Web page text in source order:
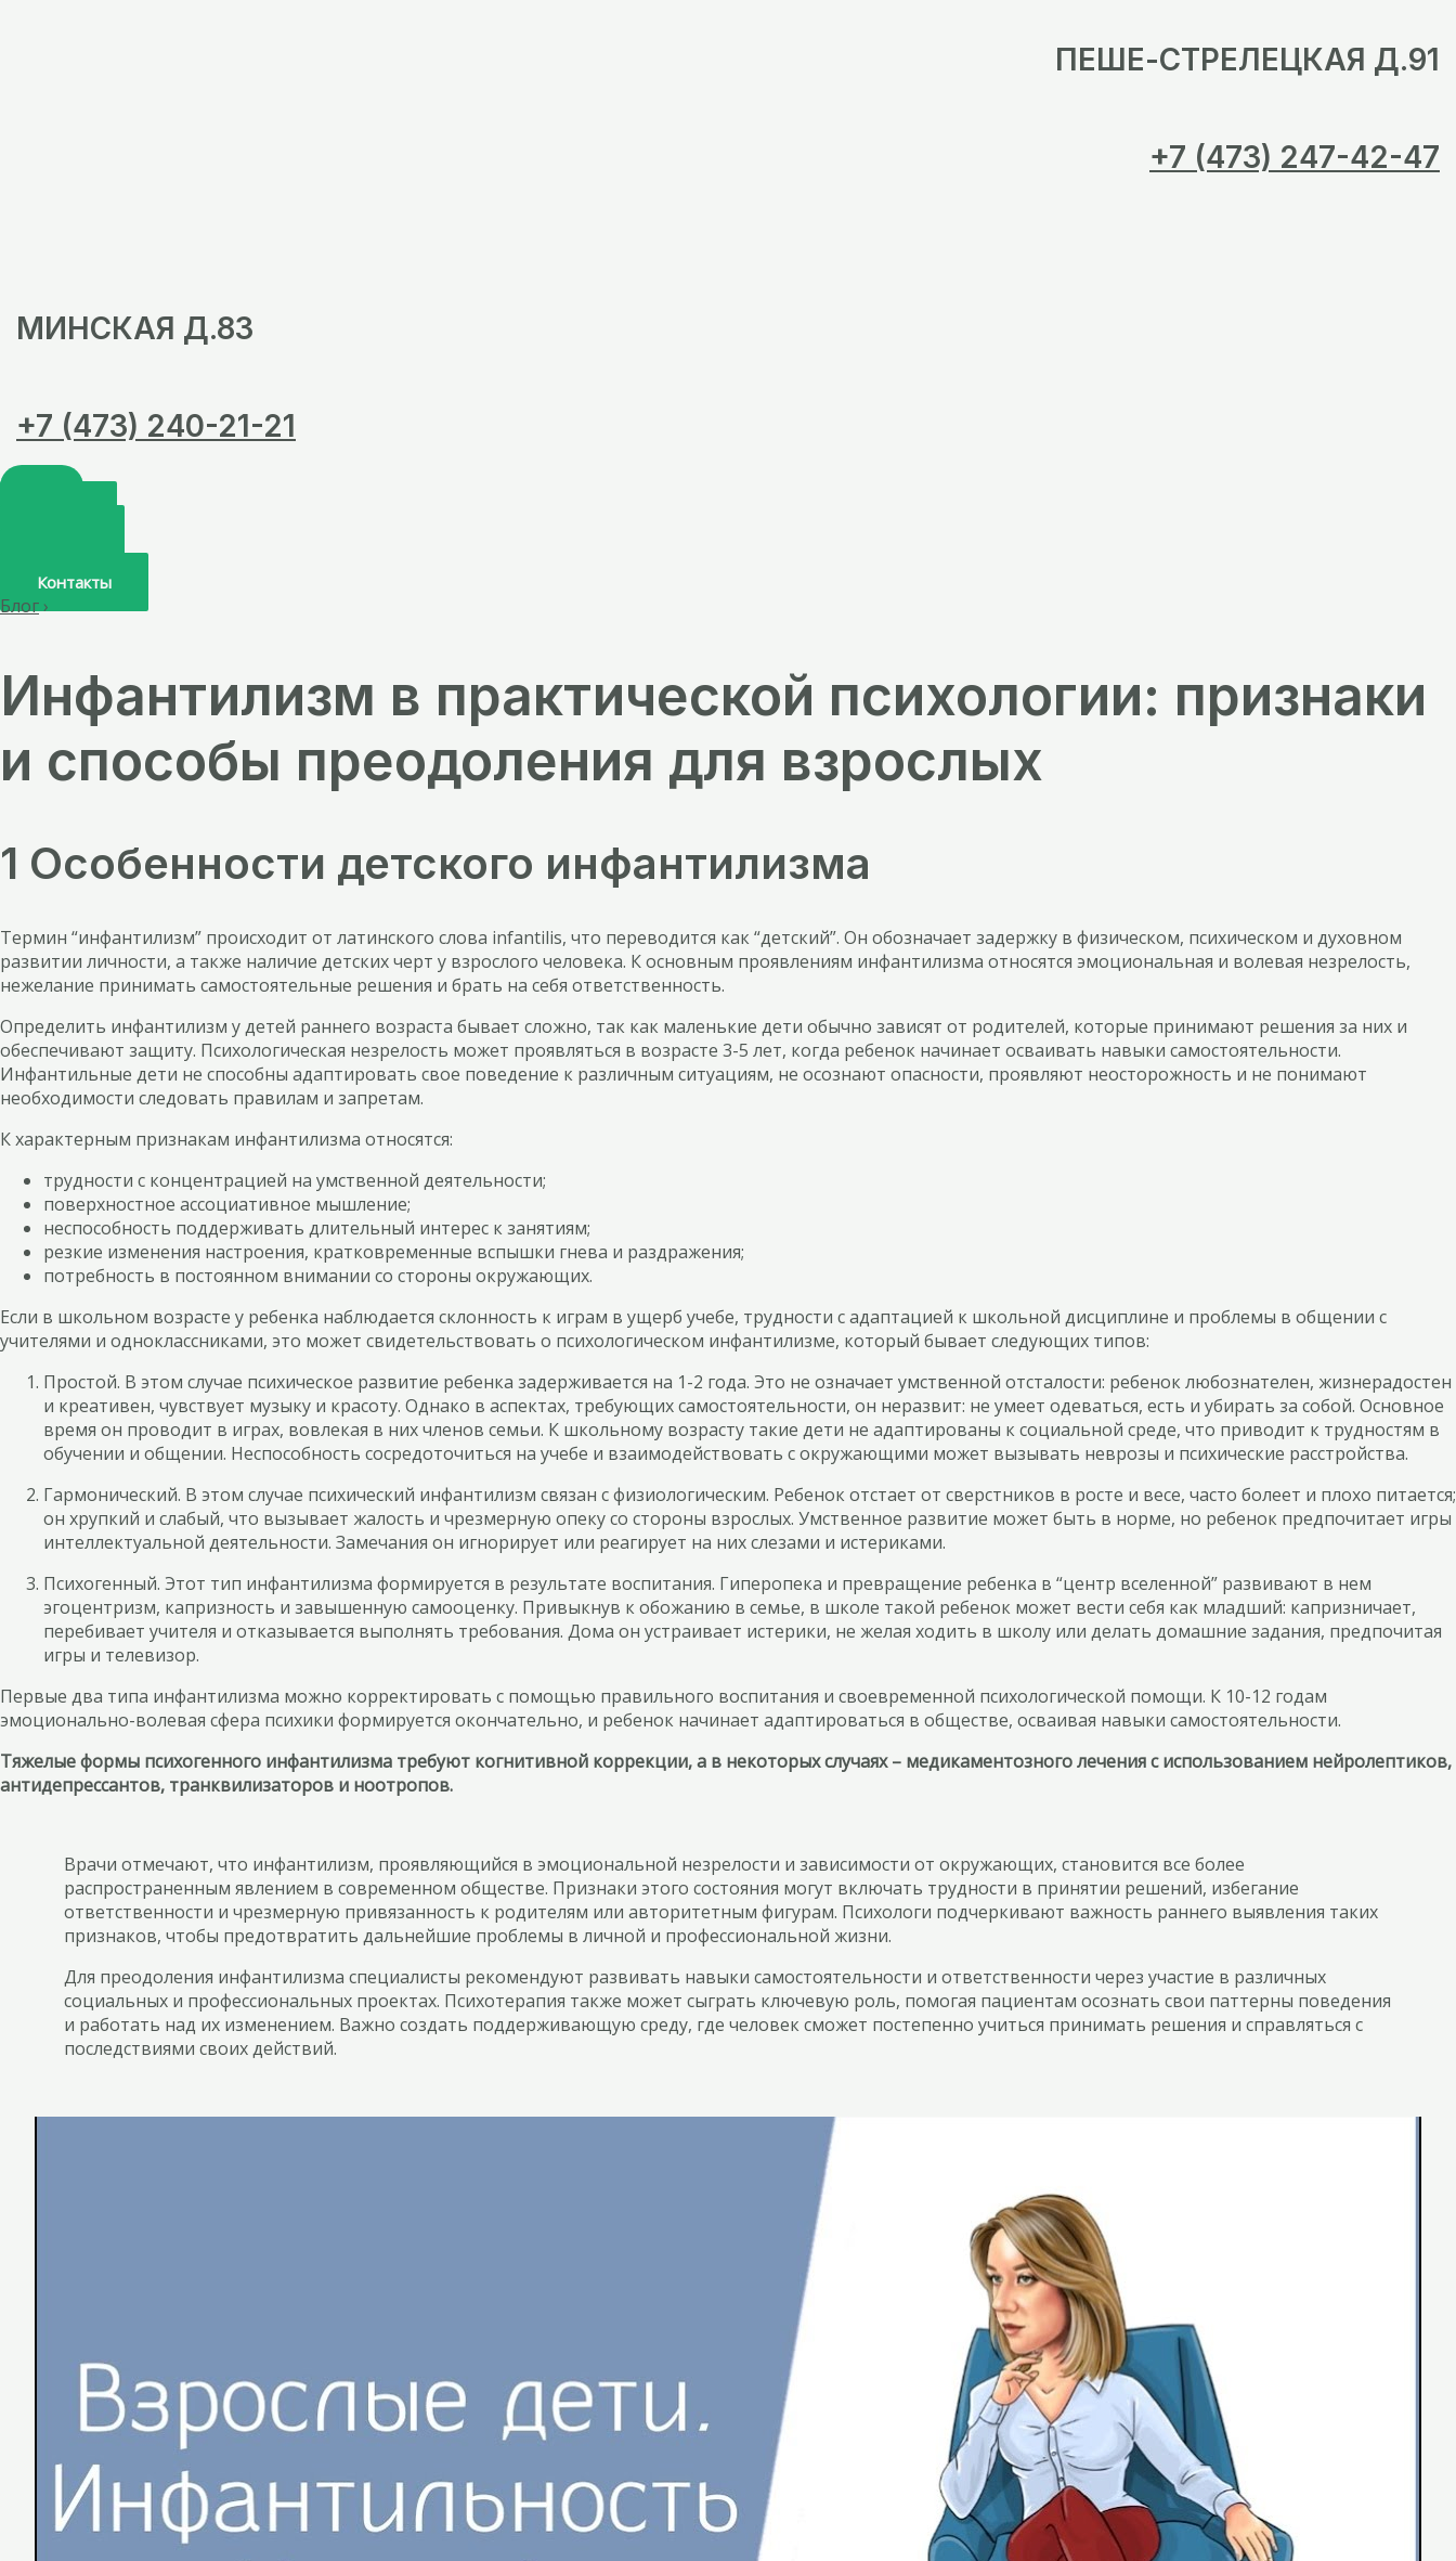
ПЕШЕ-СТРЕЛЕЦКАЯ Д.91
+7 (473) 247-42-47
МИНСКАЯ Д.83
+7 (473) 240-21-21
Контакты
Блог›
Инфантилизм в практической психологии: признаки
и способы преодоления для взрослых
1 Особенности детского инфантилизма
Термин “инфантилизм” происходит от латинского слова infantilis, что переводится как “детский”. Он обозначает задержку в физическом, психическом и духовном
развитии личности, а также наличие детских черт у взрослого человека. К основным проявлениям инфантилизма относятся эмоциональная и волевая незрелость,
нежелание принимать самостоятельные решения и брать на себя ответственность.
Определить инфантилизм у детей раннего возраста бывает сложно, так как маленькие дети обычно зависят от родителей, которые принимают решения за них и
обеспечивают защиту. Психологическая незрелость может проявляться в возрасте 3-5 лет, когда ребенок начинает осваивать навыки самостоятельности.
Инфантильные дети не способны адаптировать свое поведение к различным ситуациям, не осознают опасности, проявляют неосторожность и не понимают
необходимости следовать правилам и запретам.
К характерным признакам инфантилизма относятся:
трудности с концентрацией на умственной деятельности;
поверхностное ассоциативное мышление;
неспособность поддерживать длительный интерес к занятиям;
резкие изменения настроения, кратковременные вспышки гнева и раздражения;
потребность в постоянном внимании со стороны окружающих.
Если в школьном возрасте у ребенка наблюдается склонность к играм в ущерб учебе, трудности с адаптацией к школьной дисциплине и проблемы в общении с
учителями и одноклассниками, это может свидетельствовать о психологическом инфантилизме, который бывает следующих типов:
Простой. В этом случае психическое развитие ребенка задерживается на 1-2 года. Это не означает умственной отсталости: ребенок любознателен, жизнерадостен
и креативен, чувствует музыку и красоту. Однако в аспектах, требующих самостоятельности, он неразвит: не умеет одеваться, есть и убирать за собой. Основное
время он проводит в играх, вовлекая в них членов семьи. К школьному возрасту такие дети не адаптированы к социальной среде, что приводит к трудностям в
обучении и общении. Неспособность сосредоточиться на учебе и взаимодействовать с окружающими может вызывать неврозы и психические расстройства.
Гармонический. В этом случае психический инфантилизм связан с физиологическим. Ребенок отстает от сверстников в росте и весе, часто болеет и плохо питается;
он хрупкий и слабый, что вызывает жалость и чрезмерную опеку со стороны взрослых. Умственное развитие может быть в норме, но ребенок предпочитает игры
интеллектуальной деятельности. Замечания он игнорирует или реагирует на них слезами и истериками.
Психогенный. Этот тип инфантилизма формируется в результате воспитания. Гиперопека и превращение ребенка в “центр вселенной” развивают в нем
эгоцентризм, капризность и завышенную самооценку. Привыкнув к обожанию в семье, в школе такой ребенок может вести себя как младший: капризничает,
перебивает учителя и отказывается выполнять требования. Дома он устраивает истерики, не желая ходить в школу или делать домашние задания, предпочитая
игры и телевизор.
Первые два типа инфантилизма можно корректировать с помощью правильного воспитания и своевременной психологической помощи. К 10-12 годам
эмоционально-волевая сфера психики формируется окончательно, и ребенок начинает адаптироваться в обществе, осваивая навыки самостоятельности.
Тяжелые формы психогенного инфантилизма требуют когнитивной коррекции, а в некоторых случаях – медикаментозного лечения с использованием нейролептиков,
антидепрессантов, транквилизаторов и ноотропов.
Врачи отмечают, что инфантилизм, проявляющийся в эмоциональной незрелости и зависимости от окружающих, становится все более
распространенным явлением в современном обществе. Признаки этого состояния могут включать трудности в принятии решений, избегание
ответственности и чрезмерную привязанность к родителям или авторитетным фигурам. Психологи подчеркивают важность раннего выявления таких
признаков, чтобы предотвратить дальнейшие проблемы в личной и профессиональной жизни.
Для преодоления инфантилизма специалисты рекомендуют развивать навыки самостоятельности и ответственности через участие в различных
социальных и профессиональных проектах. Психотерапия также может сыграть ключевую роль, помогая пациентам осознать свои паттерны поведения
и работать над их изменением. Важно создать поддерживающую среду, где человек сможет постепенно учиться принимать решения и справляться с
последствиями своих действий.